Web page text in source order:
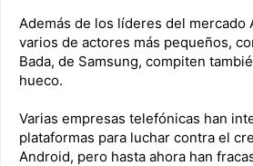
Además de los líderes del mercado
varios de actores más pequeños,
Bada, de Samsung, compiten
hueco.
Varias empresas telefónicas han
plataformas para luchar contra el
Android, pero hasta ahora han